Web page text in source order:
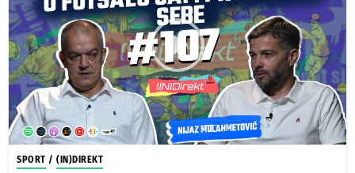
SPORT / (IN)DIREKT